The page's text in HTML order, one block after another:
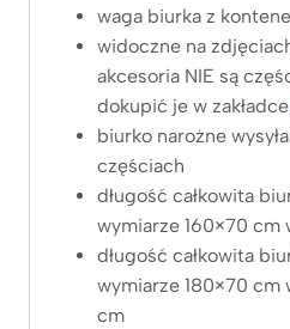
waga biurka z
widoczne na
akcesoria NIE są
dokupić je w zakładce
biurko narożne
częściach
długość całkowita
wymiarze 160×70 cm
długość całkowita
wymiarze 180×70 cm
cm